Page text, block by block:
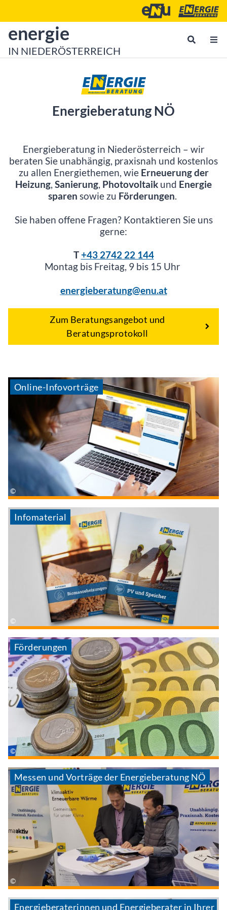
Energie- und
zur Startseite von
energie
IN NIEDERÖSTERREICH
Energieberatung NÖ
Energieberatung in Niederösterreich – wir
beraten Sie unabhängig, praxisnah und kostenlos
zu allen Energiethemen, wie Erneuerung der
Heizung, Sanierung, Photovoltaik und Energie
sparen sowie zu Förderungen.
Sie haben offene Fragen? Kontaktieren Sie uns
gerne:
T+43 2742 22 144
Montag bis Freitag, 9 bis 15 Uhr
energieberatung@enu.at
Zum Beratungsangebot und
Beratungsprotokoll
Online-Infovorträge
Infomaterial
Förderungen
Messen und Vorträge der Energieberatung NÖ
Energieberaterinnen und Energieberater in Ihrer